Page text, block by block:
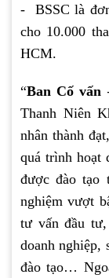
- BSSC là
cho 10.000
HCM.
“Ban Cố vấn
Thanh Niên
nhân thành
quá trình hoạt
được đào tạo
nghiệm vượt
tư vấn đầu
doanh nghiệp,
đào tạo…